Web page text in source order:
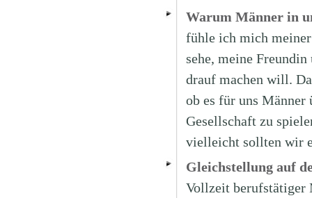
Warum Männer in
fühle ich mich
sehe, meine
drauf machen will.
ob es für uns
Gesellschaft zu
vielleicht sollten wir
Gleichstellung auf
Vollzeit berufstätiger